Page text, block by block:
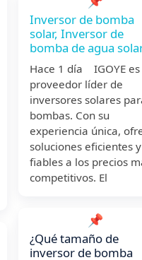
Inversor de bomba
solar, Inversor de
bomba de agua
Hace 1 día IGOYE
proveedor líder de
inversores solares
bombas. Con su
experiencia única,
soluciones eficientes y
fiables a los precios
competitivos. El
📌
¿Qué tamaño de
inversor de bomba